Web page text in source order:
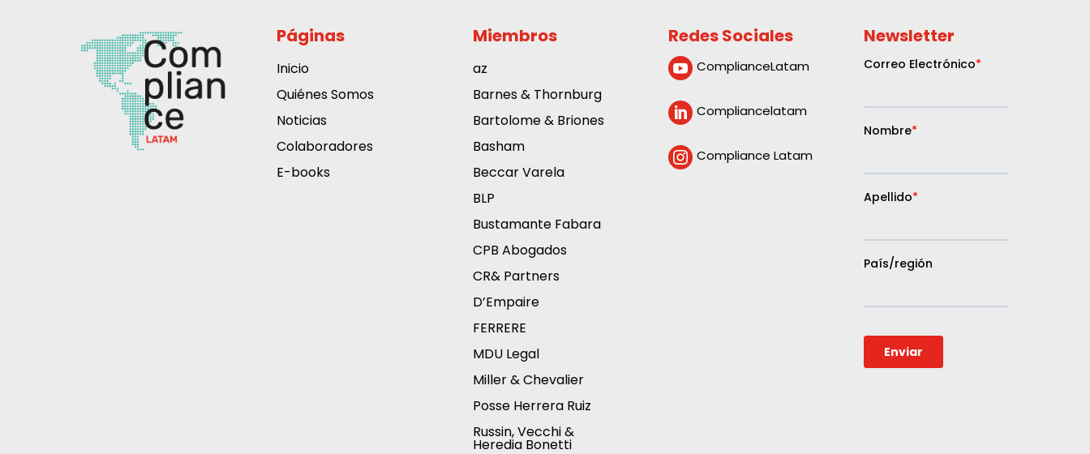
Páginas
Inicio
Quiénes Somos
Noticias
Colaboradores
E-books
Miembros
az
Barnes & Thornburg
Bartolome & Briones
Basham
Beccar Varela
BLP
Bustamante Fabara
CPB Abogados
CR& Partners
D’Empaire
FERRERE
MDU Legal
Miller & Chevalier
Posse Herrera Ruiz
Russin, Vecchi &
Heredia Bonetti
Redes Sociales
 ComplianceLatam
 Compliancelatam
 Compliance Latam
Newsletter